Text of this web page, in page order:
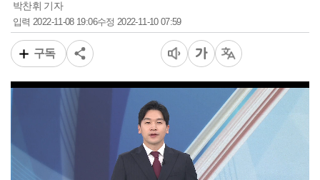
박찬휘 기자
입력2022-11-08 19:06수정 2022-11-10 07:59
구독